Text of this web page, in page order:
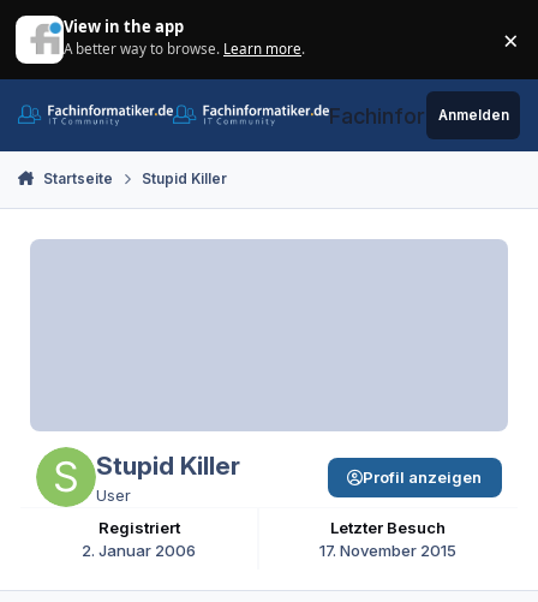
View in the app
A better way to browse. Learn more. ×
Fachinformatiker.de
Anmelden
Startseite Stupid Killer
Stupid Killer
User
Registriert
2. Januar 2006
Letzter Besuch
17. November 2015
Profil anzeigen